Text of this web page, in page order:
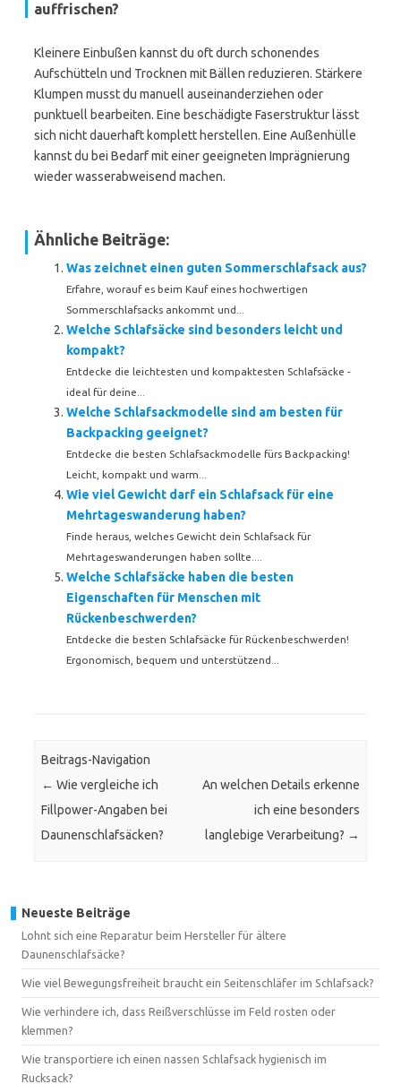
auffrischen?
Kleinere Einbußen kannst du oft durch schonendes
Aufschütteln und Trocknen mit Bällen reduzieren. Stärkere
Klumpen musst du manuell auseinanderziehen oder
punktuell bearbeiten. Eine beschädigte Faserstruktur lässt
sich nicht dauerhaft komplett herstellen. Eine Außenhülle
kannst du bei Bedarf mit einer geeigneten Imprägnierung
wieder wasserabweisend machen.
Ähnliche Beiträge:
Was zeichnet einen guten Sommerschlafsack aus?
Erfahre, worauf es beim Kauf eines hochwertigen
Sommerschlafsacks ankommt und...
Welche Schlafsäcke sind besonders leicht und
kompakt?
Entdecke die leichtesten und kompaktesten Schlafsäcke -
ideal für deine...
Welche Schlafsackmodelle sind am besten für
Backpacking geeignet?
Entdecke die besten Schlafsackmodelle fürs Backpacking!
Leicht, kompakt und warm...
Wie viel Gewicht darf ein Schlafsack für eine
Mehrtageswanderung haben?
Finde heraus, welches Gewicht dein Schlafsack für
Mehrtageswanderungen haben sollte....
Welche Schlafsäcke haben die besten
Eigenschaften für Menschen mit
Rückenbeschwerden?
Entdecke die besten Schlafsäcke für Rückenbeschwerden!
Ergonomisch, bequem und unterstützend...
Beitrags-Navigation
← Wie vergleiche ich
Fillpower-Angaben bei
Daunenschlafsäcken?
An welchen Details erkenne
ich eine besonders
langlebige Verarbeitung? →
Neueste Beiträge
Lohnt sich eine Reparatur beim Hersteller für ältere
Daunenschlafsäcke?
Wie viel Bewegungsfreiheit braucht ein Seitenschläfer im Schlafsack?
Wie verhindere ich, dass Reißverschlüsse im Feld rosten oder
klemmen?
Wie transportiere ich einen nassen Schlafsack hygienisch im
Rucksack?